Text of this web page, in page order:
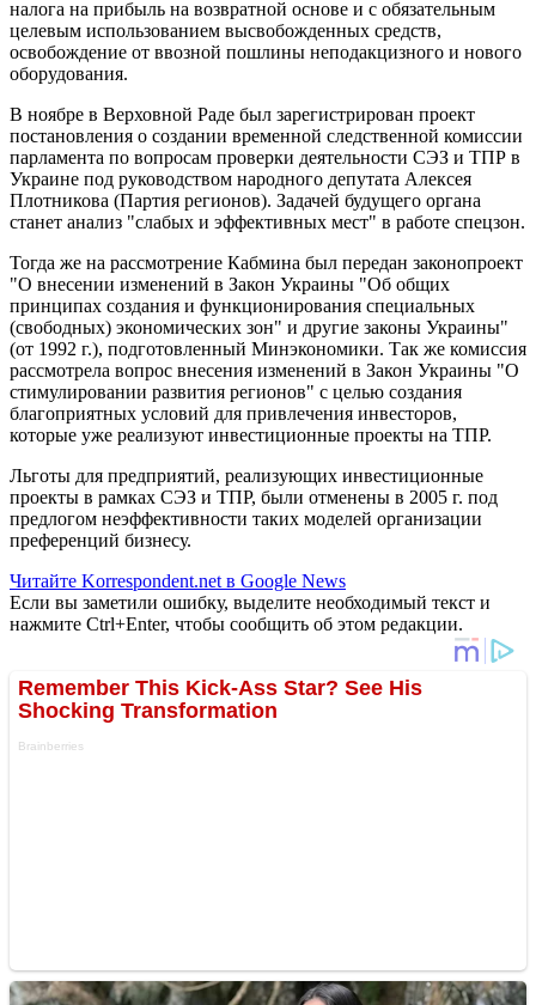
налога на прибыль на возвратной основе и с обязательным
целевым использованием высвобожденных средств,
освобождение от ввозной пошлины неподакцизного и нового
оборудования.
В ноябре в Верховной Раде был зарегистрирован проект
постановления о создании временной следственной комиссии
парламента по вопросам проверки деятельности СЭЗ и ТПР в
Украине под руководством народного депутата Алексея
Плотникова (Партия регионов). Задачей будущего органа
станет анализ "слабых и эффективных мест" в работе спецзон.
Тогда же на рассмотрение Кабмина был передан законопроект
"О внесении изменений в Закон Украины "Об общих
принципах создания и функционирования специальных
(свободных) экономических зон" и другие законы Украины"
(от 1992 г.), подготовленный Минэкономики. Так же комиссия
рассмотрела вопрос внесения изменений в Закон Украины "О
стимулировании развития регионов" с целью создания
благоприятных условий для привлечения инвесторов,
которые уже реализуют инвестиционные проекты на ТПР.
Льготы для предприятий, реализующих инвестиционные
проекты в рамках СЭЗ и ТПР, были отменены в 2005 г. под
предлогом неэффективности таких моделей организации
преференций бизнесу.
Читайте Korrespondent.net в Google News
Если вы заметили ошибку, выделите необходимый текст и
нажмите Ctrl+Enter, чтобы сообщить об этом редакции.